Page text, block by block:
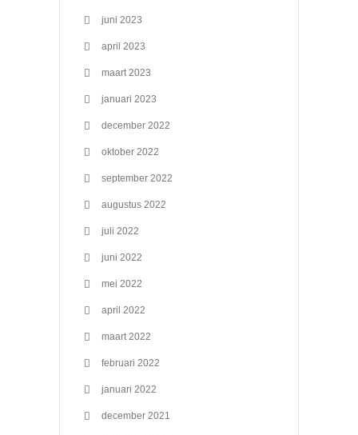
juni 2023
april 2023
maart 2023
januari 2023
december 2022
oktober 2022
september 2022
augustus 2022
juli 2022
juni 2022
mei 2022
april 2022
maart 2022
februari 2022
januari 2022
december 2021